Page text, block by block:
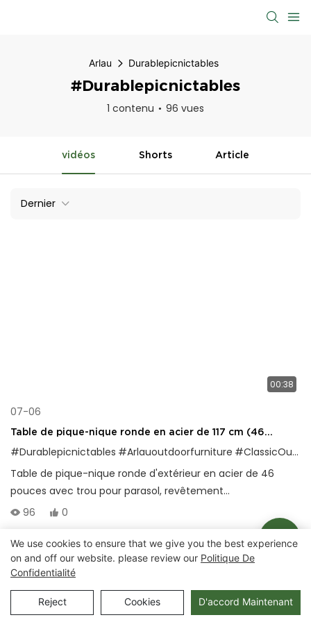
Arlau Durablepicnictables
#Durablepicnictables
1 contenu 96 vues
vidéos Shorts Article
Dernier
00:38
07-06
Table de pique-nique ronde en acier de 117 cm (46
pouces) avec trou pour parasol, pour usage extérieur
#Durablepicnictables #Arlauoutdoorfurniture #ClassicOutDoorDesign
Table de pique-nique ronde d'extérieur en acier de 46
pouces avec trou pour parasol, revêtement
thermoplastique et cadre robuste pour les parcs, les écoles
96 0
Droits d'auteur © 2025 Chongqing Arlau Civic Equipment
Manufacturing Co., Ltd. | Plan du site
We use cookies to ensure that we give you the best experience
on and off our website. please review our Politique De
Confidentialité
Reject Cookies D'accord Maintenant